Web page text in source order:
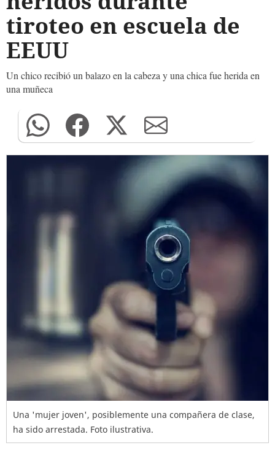
tiroteo en escuela de
EEUU
Un chico recibió un balazo en la cabeza y una chica fue herida en
una muñeca
Una 'mujer joven', posiblemente una compañera de clase,
ha sido arrestada. Foto ilustrativa.